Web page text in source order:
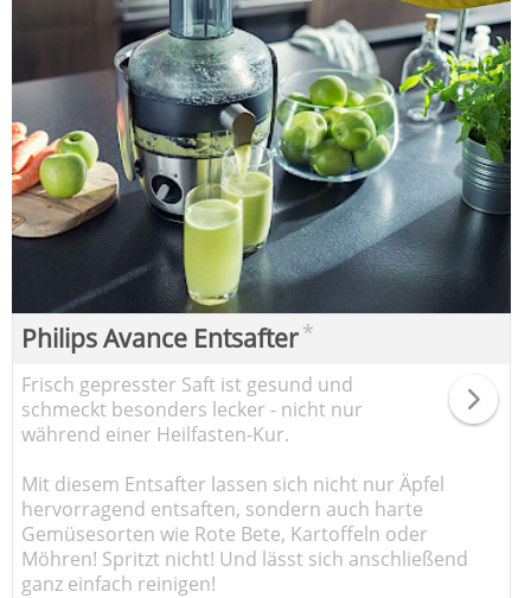
Philips Avance Entsafter*
Frisch gepresster Saft ist gesund und
schmeckt besonders lecker - nicht nur
während einer Heilfasten-Kur.
Mit diesem Entsafter lassen sich nicht nur Äpfel
hervorragend entsaften, sondern auch harte
Gemüsesorten wie Rote Bete, Kartoffeln oder
Möhren! Spritzt nicht! Und lässt sich anschließend
ganz einfach reinigen!